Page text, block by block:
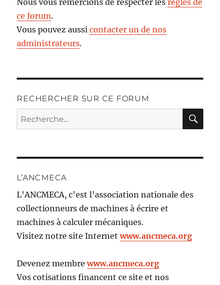
Nous vous remercions de respecter lesrègles de
ce forum.
Vous pouvez aussicontacter un de nos
administrateurs.
RECHERCHER SUR CE FORUM
Recherche
pour :
L’ANCMECA
L'ANCMECA, c'est l’association nationale des
collectionneurs de machines à écrire et
machines à calculer mécaniques.
Visitez notre site Internetwww.ancmeca.org
Devenez membrewww.ancmeca.org
Vos cotisations financent ce site et nos